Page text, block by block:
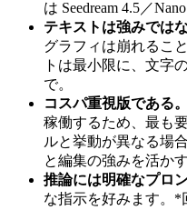
は Seedream 4.5／
テキストは強みではな
グラフィは崩れるこ
トは最小限に、文字
で。
コスパ重視版である。
稼働するため、最も
ルと挙動が異なる場
と編集の強みを活かす
推論には明確なプロ
な指示を好みます。*